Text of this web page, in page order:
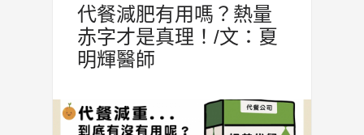
代餐減肥有用嗎？熱量
赤字才是真理！/文：夏
明輝醫師